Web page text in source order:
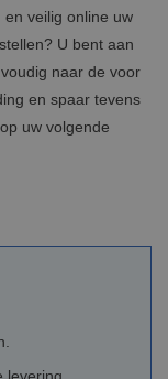
veilig online uw
U bent aan
naar de voor
en spaar tevens
uw volgende